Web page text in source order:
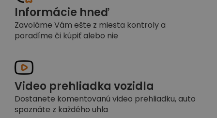
Informácie hneď
Zavoláme Vám ešte z miesta kontroly a
poradíme či kúpiť alebo nie
Video prehliadka vozidla
Dostanete komentovanú video prehliadku, auto
spoznáte z každého uhla